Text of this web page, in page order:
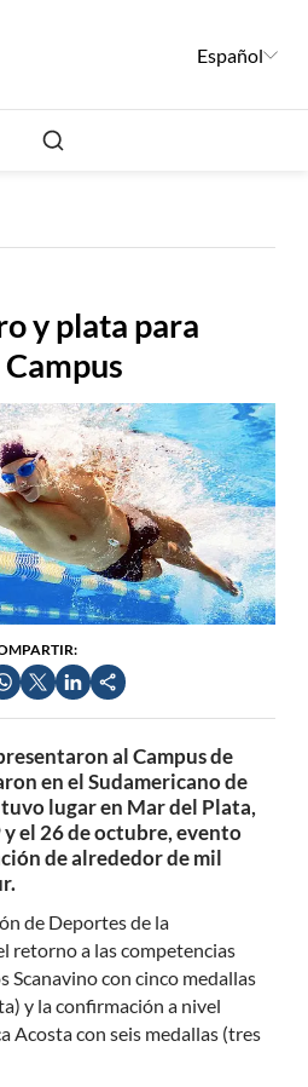
Español
Buscar
y plata para
al Campus de
en el Sudamericano de
lugar en Mar del Plata,
el 26 de octubre, evento
de alrededor de mil
de Deportes de la
retorno a las competencias
Scanavino con cinco medallas
y la confirmación a nivel
Acosta con seis medallas (tres